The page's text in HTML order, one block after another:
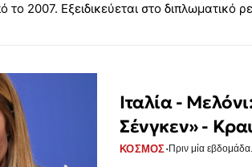
το 2007. Εξειδικεύεται στο διπλωματικό
Ιταλία -
Σένγκεν» -
ΚΟΣΜΟΣ· Πριν μία εβδομάδα.